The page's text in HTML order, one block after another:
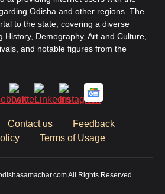
Odisha and other regions. The
to the state, covering a diverse
History, Demography, Art and Culture,
and notable figures from the
Contact us
Feedback
Terms of Usage
All Rights Reserved.